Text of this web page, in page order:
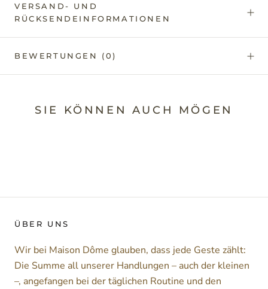
VERSAND- UND
RÜCKSENDEINFORMATIONEN
BEWERTUNGEN (0)
SIE KÖNNEN AUCH MÖGEN
ÜBER UNS
Wir bei Maison Dôme glauben, dass jede Geste zählt:
Die Summe all unserer Handlungen – auch der kleinen
–, angefangen bei der täglichen Routine und den